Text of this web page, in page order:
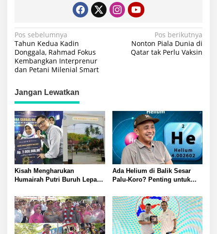
Navigasi
pos
Pos sebelumnya
Tahun Kedua Kadin
Donggala, Rahmad Fokus
Kembangkan Interprenur
dan Petani Milenial Smart
Pos berikutnya
Nonton Piala Dunia di
Qatar tak Perlu Vaksin
Jangan Lewatkan
Kisah Mengharukan
Humairah Putri Buruh Lepas
Meraih Juara II Pidato Bahasa
Inggris
Ada Helium di Balik Sesar
Palu-Koro? Penting untuk